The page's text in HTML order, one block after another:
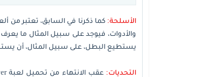
الأسلحة: كما ذكرنا في السابق، تعتبر من
يستطيع البطل، على سبيل المثال، أن
التحديات: